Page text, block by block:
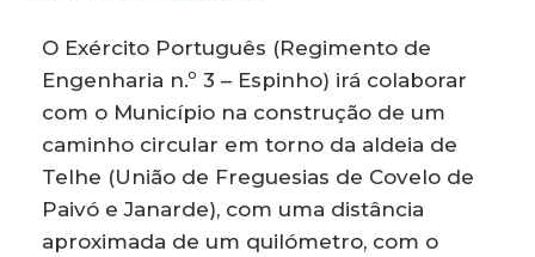
O Exército Português (Regimento de
Engenharia n.º 3 – Espinho) irá colaborar
com o Município na construção de um
caminho circular em torno da aldeia de
Telhe (União de Freguesias de Covelo de
Paivó e Janarde), com uma distância
aproximada de um quilómetro, com o